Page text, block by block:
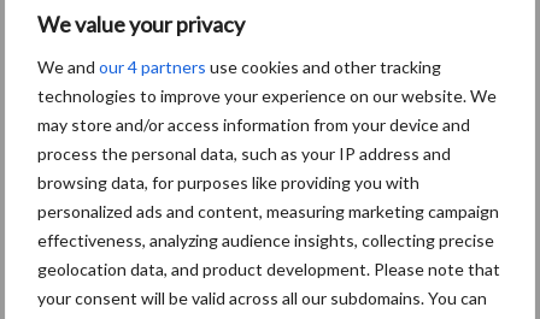
We value your privacy
We and our 4 partners use cookies and other tracking
technologies to improve your experience on our website. We
may store and/or access information from your device and
process the personal data, such as your IP address and
browsing data, for purposes like providing you with
personalized ads and content, measuring marketing campaign
effectiveness, analyzing audience insights, collecting precise
geolocation data, and product development. Please note that
your consent will be valid across all our subdomains. You can
‘Loonwerker in beeld’. Het beschrijft de laatste ontwikkelingen in
de agrarische loonwerker.
Shop direct een jaarabonnement of bekijk alle mogelijkheden via
deloonwerker.nl/abonneren.